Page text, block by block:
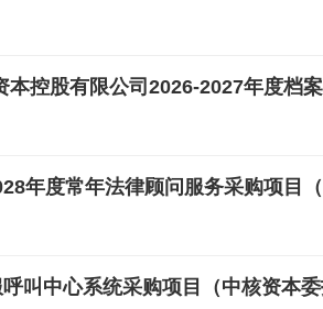
本控股有限公司2026-2027年度档
年度常年法律顾问服务采购项目
叫中心系统采购项目（中核资本